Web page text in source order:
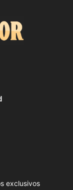
exclusivos